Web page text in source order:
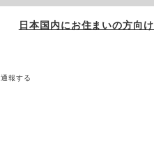
日本国内にお住まいの方向け
通報する